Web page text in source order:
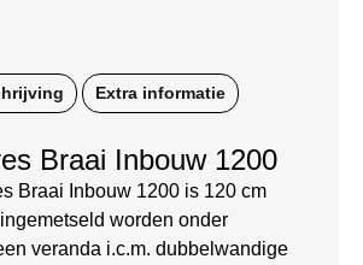
Extra informatie
Braai Inbouw 1200
Braai Inbouw 1200 is 120 cm
worden onder
veranda i.c.m. dubbelwandige